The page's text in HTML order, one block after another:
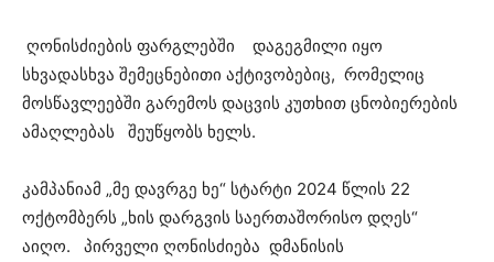
ღონისძიების ფარგლებში დაგეგმილი იყო
სხვადასხვა შემეცნებითი აქტივობებიც, რომელიც
მოსწავლეებში გარემოს დაცვის კუთხით ცნობიერების
ამაღლებას შეუწყობს ხელს.
კამპანიამ „მე დავრგე ხე“ სტარტი 2024 წლის 22
ოქტომბერს „ხის დარგვის საერთაშორისო დღეს“
აიღო. პირველი ღონისძიება დმანისის